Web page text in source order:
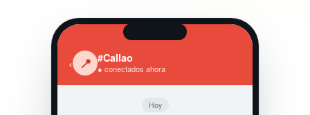
‹ 📍 #Callao
● conectados ahora
Hoy